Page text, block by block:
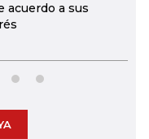
acuerdo a sus